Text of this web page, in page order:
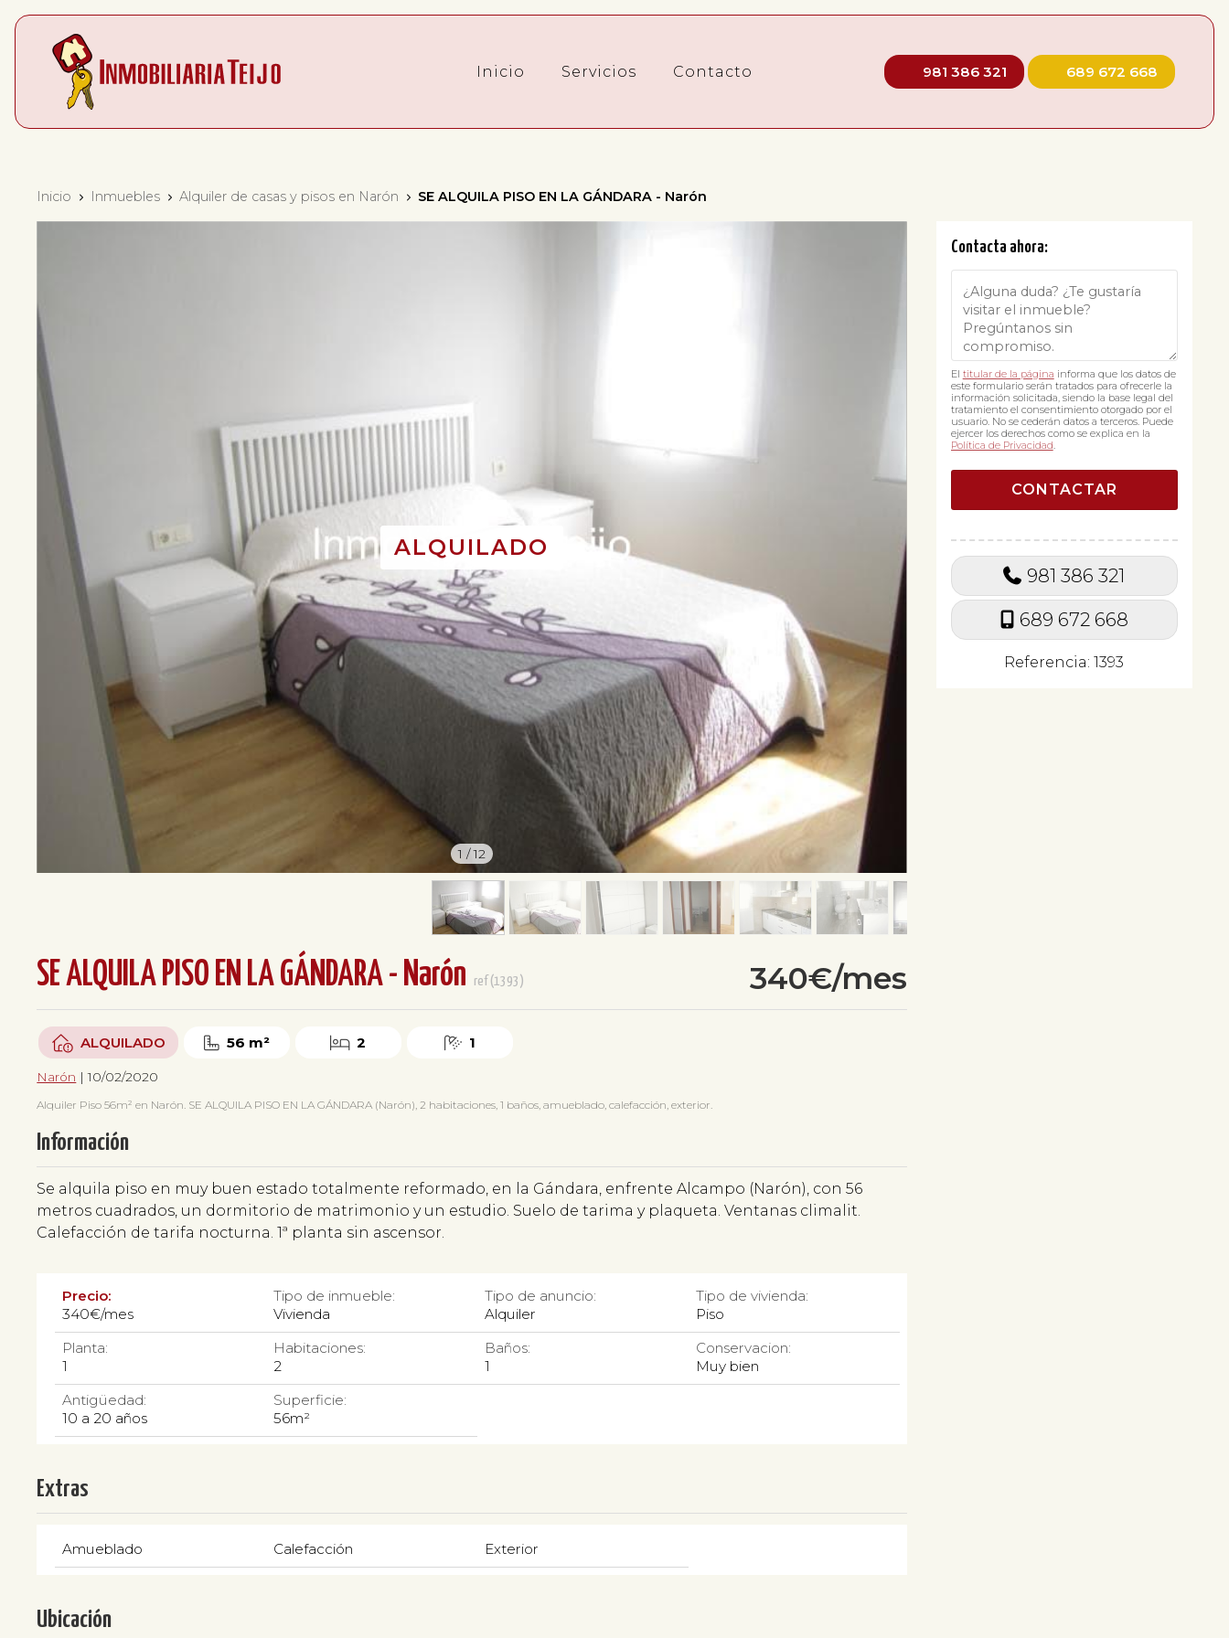
Inicio Servicios Contacto 981 386 321 689 672 668
Inicio Inmuebles Alquiler de casas y pisos en Narón SE ALQUILA PISO EN LA GÁNDARA - Narón
Contacta ahora:
El titular de la página informa que los datos de
este formulario serán tratados para ofrecerle la
información solicitada, siendo la base legal del
tratamiento el consentimiento otorgado por el
usuario. No se cederán datos a terceros. Puede
ejercer los derechos como se explica en la
Política de Privacidad.
981 386 321
689 672 668
Referencia: 1393
1 /12
SE ALQUILA PISO EN LA GÁNDARA - Narón ref(1393) 340€/mes
ALQUILADO 56 m² 2 1
Narón | 10/02/2020
Alquiler Piso 56m² en Narón. SE ALQUILA PISO EN LA GÁNDARA (Narón), 2 habitaciones, 1 baños, amueblado, calefacción, exterior.
Información
Se alquila piso en muy buen estado totalmente reformado, en la Gándara, enfrente Alcampo (Narón), con 56
metros cuadrados, un dormitorio de matrimonio y un estudio. Suelo de tarima y plaqueta. Ventanas climalit.
Calefacción de tarifa nocturna. 1ª planta sin ascensor.
Precio:
340€/mes
Tipo de inmueble:
Vivienda
Tipo de anuncio:
Alquiler
Tipo de vivienda:
Piso
Planta:
1
Habitaciones:
2
Baños:
1
Conservacion:
Muy bien
Antigüedad:
10 a 20 años
Superficie:
56m²
Extras
Amueblado Calefacción Exterior
Ubicación